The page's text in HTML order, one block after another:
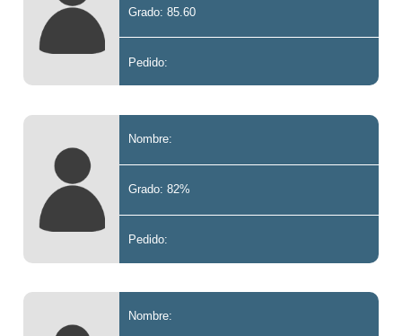
Grado: 85.60
Pedido:
Nombre:
Grado: 82%
Pedido:
Nombre: